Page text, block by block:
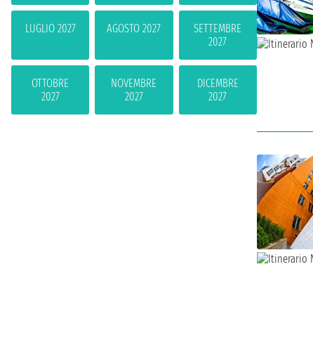
LUGLIO 2027 AGOSTO 2027
SETTEMBRE
2027
OTTOBRE
2027
NOVEMBRE
2027
DICEMBRE
2027